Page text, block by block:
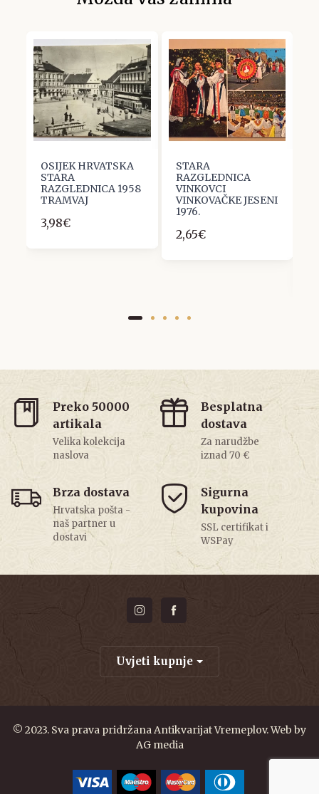
OSIJEK HRVATSKA
STARA
RAZGLEDNICA 1958
TRAMVAJ
3,98€
STARA
RAZGLEDNICA
VINKOVCI
VINKOVAČKE JESENI
1976.
2,65€
Preko 50000
artikala
Velika kolekcija
naslova
Besplatna
dostava
Za narudžbe
iznad 70 €
Brza dostava
Hrvatska pošta -
naš partner u
dostavi
Sigurna
kupovina
SSL certifikat i
WSPay
Uvjeti kupnje
© 2023. Sva prava pridržana Antikvarijat Vremeplov. Web by
AG media